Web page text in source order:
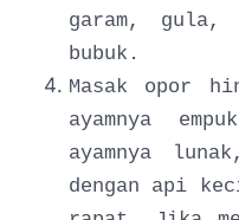
garam, gula,
bubuk.
Masak opor
ayamnya
ayamnya
dengan api